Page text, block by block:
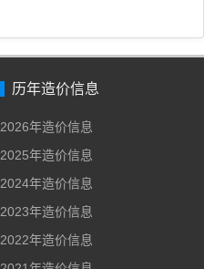
历年造价信息
2026年造价信息
2025年造价信息
2024年造价信息
2023年造价信息
2022年造价信息